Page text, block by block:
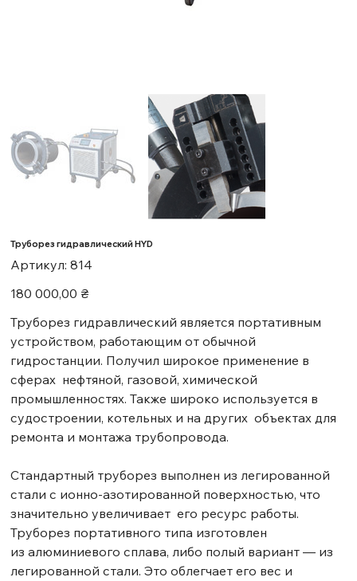
Труборез гидравлический HYD
Артикул: Артикул
814
814
Ціна
180 000,00 ₴
Труборез гидравлический является портативным
устройством, работающим от обычной
гидростанции. Получил широкое применение в
сферах нефтяной, газовой, химической
промышленностях. Также широко используется в
судостроении, котельных и на других объектах для
ремонта и монтажа трубопровода.
Стандартный труборез выполнен из легированной
стали с ионно-азотированной поверхностью, что
значительно увеличивает его ресурс работы.
Труборез портативного типа изготовлен
из алюминиевого сплава, либо полый вариант — из
легированной стали. Это облегчает его вес и